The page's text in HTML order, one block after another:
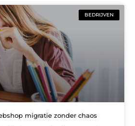
BEDRIJVEN
migratie zonder chaos